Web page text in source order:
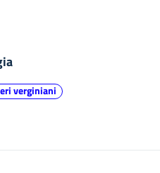
verginiani